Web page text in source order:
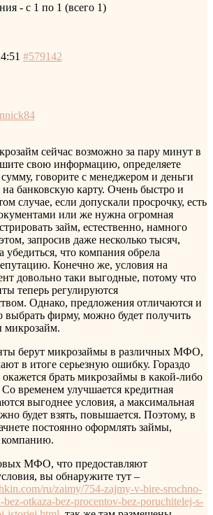
- с 1 по 1 (всего 1)
#579142
сейчас возможно за пару минут в
свою информацию, определяете
говорите с менеджером и деньги
на банковскую карту. Очень быстро и
случае, если допускали просрочку, есть
или же нужна огромная
займ, естественно, намного
запросив даже несколько тысяч,
убедиться, что компания обрела
Конечно же, условия на
довольно таки выгодные, потому что
теперь регулируются
Однако, предложения отличаются и
выбрать фирму, можно будет получить
микрозайм.
берут микрозаймы в различных МФО,
в итоге серьезную ошибку. Гораздо
окажется брать микрозаймы в какой-либо
временем улучшается кредитная
выгоднее условия, а максимальная
будет взять, повышается. Поэтому, в
постоянно оформлять займы,
компанию.
МФО, что предоставляют
вы обнаружите тут –
ru/zaimy/754-zajmy-v-bire-srochno-
otkaza-bez-procentov-bez-poruchitelej-s-